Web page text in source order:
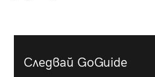
Следвай GoGuide